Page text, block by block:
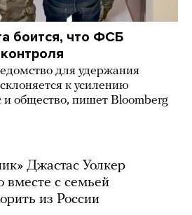
боится, что ФСБ
для удержания
к усилению
и общество, пишет Bloomberg
Джастас Уолкер
вместе с семьей
из России